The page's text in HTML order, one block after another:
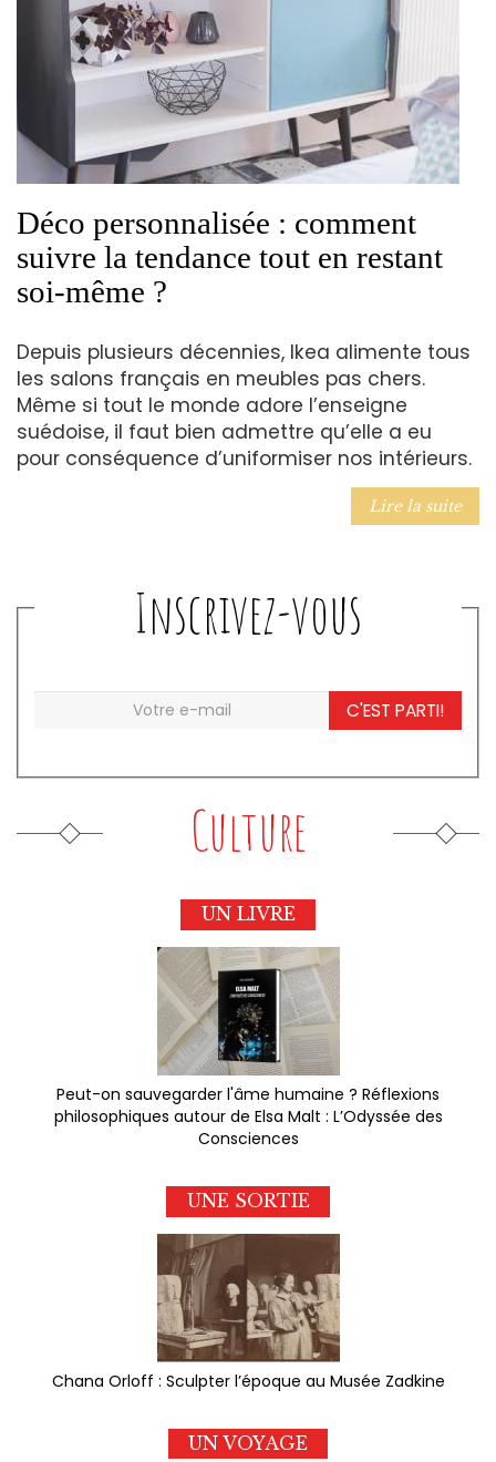
Déco personnalisée : comment
suivre la tendance tout en restant
soi-même ?
Depuis plusieurs décennies, Ikea alimente tous
les salons français en meubles pas chers.
Même si tout le monde adore l’enseigne
suédoise, il faut bien admettre qu’elle a eu
pour conséquence d’uniformiser nos intérieurs.
Lire la suite
Inscrivez-vous
C'EST PARTI!
Culture
UN LIVRE
Peut-on sauvegarder l'âme humaine ? Réflexions
philosophiques autour de Elsa Malt : L’Odyssée des
Consciences
UNE SORTIE
Chana Orloff : Sculpter l’époque au Musée Zadkine
UN VOYAGE